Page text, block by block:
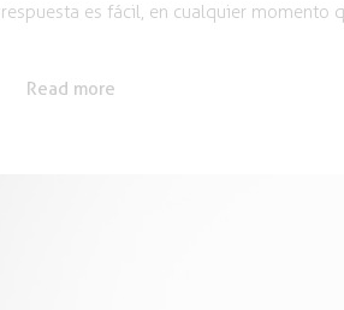
es fácil, en cualquier momento
Read more